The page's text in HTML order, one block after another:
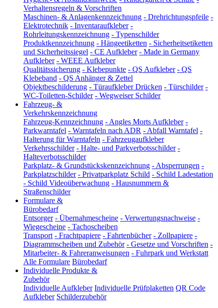
Verhaltensregeln & Vorschriften
Maschinen- & Anlagenkennzeichnung - Drehrichtungspfeile -
Elektrotechnik - Inventaraufkleber -
Rohrleitungskennzeichnung - Typenschilder
Produktkennzeichnung - Hängeetiketten - Sicherheitsetiketten
und Sicherheitssiegel - CE Aufkleber - Made in Germany
Aufkleber - WEEE Aufkleber
Qualitätssicherung - Klebepunkte - QS Aufkleber - QS
Klebeband - QS Anhänger & Zettel
Objektbeschilderung - Türaufkleber Drücken - Türschilder -
WC-Toiletten-Schilder - Wegweiser Schilder
Fahrzeug- &
Verkehrskennzeichnung
Fahrzeug-Kennzeichnung - Angles Morts Aufkleber -
Parkwarntafel - Warntafeln nach ADR - Abfall Warntafel -
Halterung für Warntafeln - Fahrzeugaufkleber
Verkehrsschilder - Halte- und Parkverbotsschilder -
Halteverbotsschilder
Parkplatz- & Grundstückskennzeichnung - Absperrungen -
Parkplatzschilder - Privatparkplatz Schild - Schild Ladestation
- Schild Videoüberwachung - Hausnummern &
Straßenschilder
Formulare &
Bürobedarf
Entsorger - Übernahmescheine - Verwertungsnachweise -
Wiegescheine - Tachoscheiben
Transport - Frachtpapiere - Fahrtenbücher - Zollpapiere -
Diagrammscheiben und Zubehör - Gesetze und Vorschriften -
Mitarbeiter- & Fahreranweisungen - Fuhrpark und Werkstatt
Alle Formulare Bürobedarf
Individuelle Produkte &
Zubehör
Individuelle Aufkleber Individuelle Prüfplaketten QR Code
Aufkleber Schilderzubehör